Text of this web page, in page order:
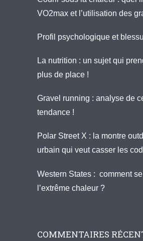
VO2max et l’utilisation des
Profil psychologique et
La nutrition : un sujet qui
plus de place !
Gravel running : analyse de
tendance !
Polar Street X : la montre
urbain qui veut casser les
Western States : comment
l’extrême chaleur ?
COMMENTAIRES